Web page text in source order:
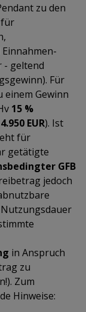
zu den
- geltend
Für
einem Gewinn
15 %
EUR). Ist
für
getätigte
GFB
jedoch
in Anspruch
zu
Zum
Hinweise: